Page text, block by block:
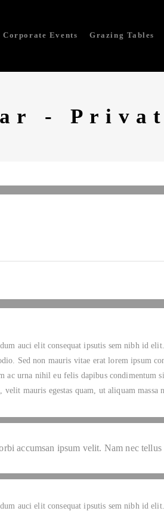
Corporate Events Grazing Tables
-
auci elit consequat ipsutis sem nibh id
Sed non mauris vitae erat lorem ipsum
urna nihil eu felis dapibus condimentum
mauris egestas quam, ut aliquam massa
accumsan ipsum velit. Nam nec
auci elit consequat ipsutis sem nibh id